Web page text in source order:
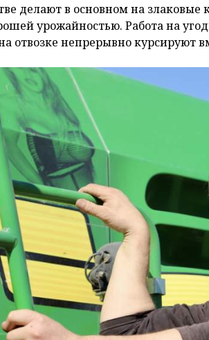
делают в основном на
урожайностью. Работа на
на отвозке непрерывно